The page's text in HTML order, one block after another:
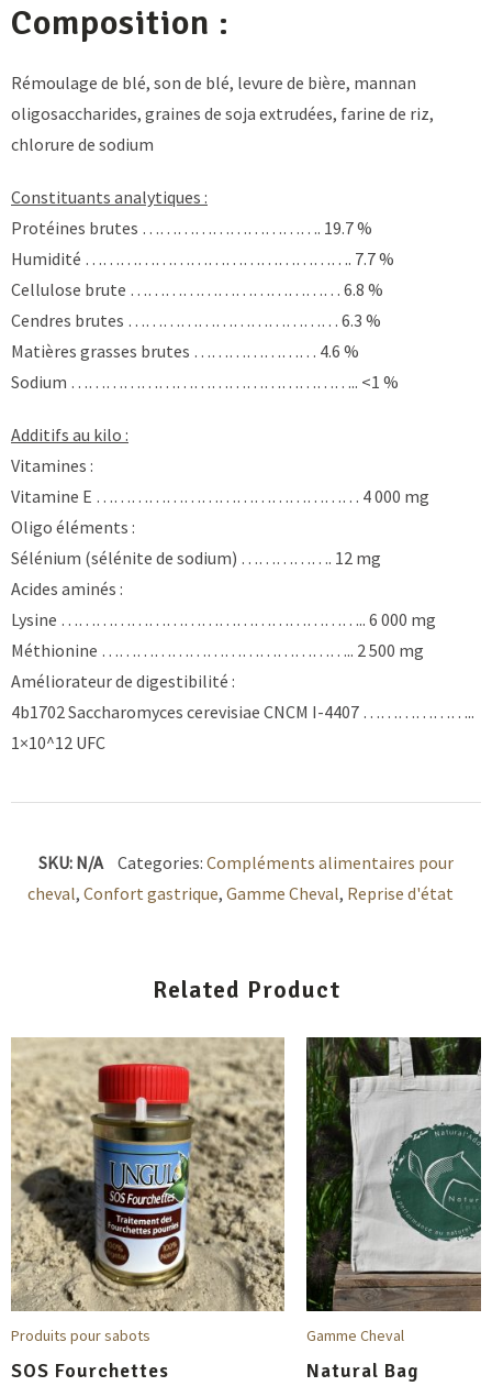
Composition :
Rémoulage de blé, son de blé, levure de bière, mannan
oligosaccharides, graines de soja extrudées, farine de riz,
chlorure de sodium
Constituants analytiques :
Protéines brutes …………………………. 19.7 %
Humidité ………………………………………. 7.7 %
Cellulose brute ……………………………… 6.8 %
Cendres brutes ……………………………… 6.3 %
Matières grasses brutes ………………… 4.6 %
Sodium ………………………………………….. <1 %
Additifs au kilo :
Vitamines :
Vitamine E ……………………………………… 4 000 mg
Oligo éléments :
Sélénium (sélénite de sodium) ……………. 12 mg
Acides aminés :
Lysine …………………………………………….. 6 000 mg
Méthionine …………………………………….. 2 500 mg
Améliorateur de digestibilité :
4b1702 Saccharomyces cerevisiae CNCM I-4407 ………………..
1×10^12 UFC
SKU: N/A Categories: Compléments alimentaires pour
cheval, Confort gastrique, Gamme Cheval, Reprise d'état
Related Product
QUICKVIEW
Produits pour sabots
SOS Fourchettes
Gamme Cheval
Natural Bag